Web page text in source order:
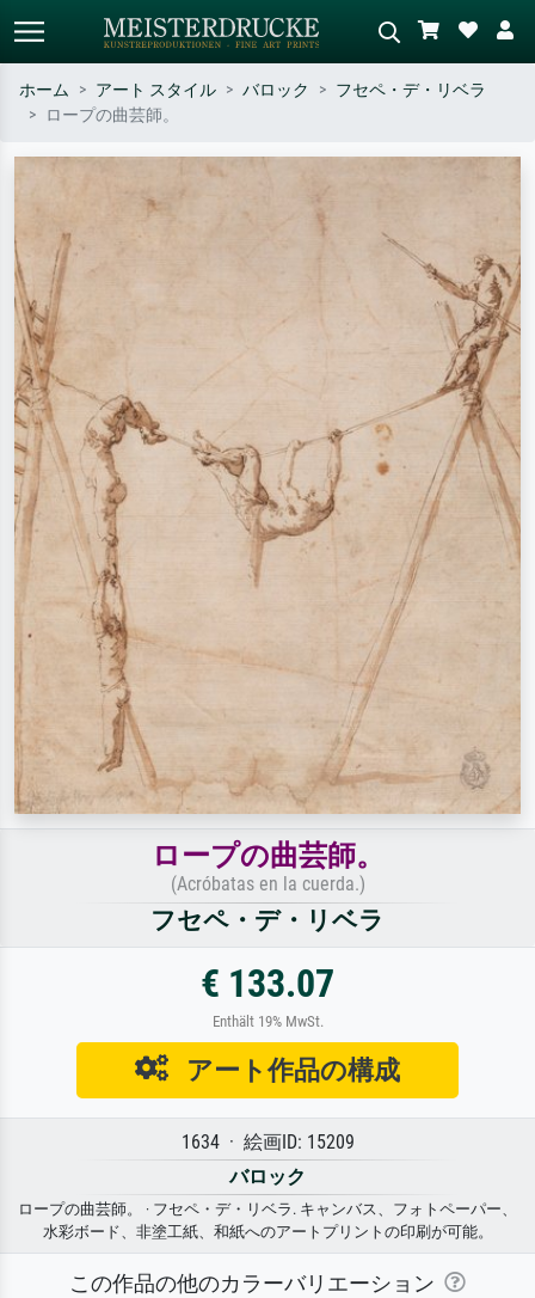
作家名・作品名・スタイルで検索
– 例：モネ、星月夜、印象派、北
斎の波、ヌード。
油絵、木のそばの立ち姿のヌー
ド。
ホーム アート スタイル バロック
フセペ・デ・リベラ
ロープの曲芸師。
ロープの曲芸師。
(Acróbatas en la cuerda.)
フセペ・デ・リベラ
€ 133.07
Enthält 19% MwSt.
アート作品の構成
1634 · 絵画ID: 15209
バロック
ロープの曲芸師。 · フセペ・デ・リベラ. キャンバス、フォトペーパー、
水彩ボード、非塗工紙、和紙へのアートプリントの印刷が可能。
この作品の他のカラーバリエーション